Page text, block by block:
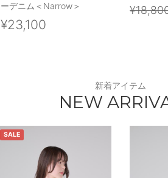
ーデニム＜Narrow＞
¥23,100
新着アイテム
NEW
SALE